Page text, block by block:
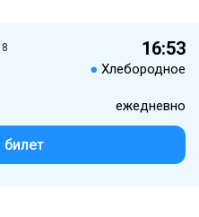
16:53
● Хлебородное
ежедневно
билет